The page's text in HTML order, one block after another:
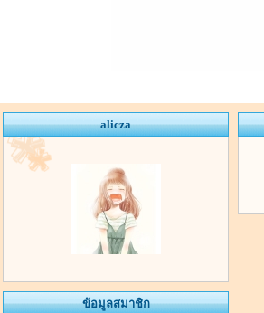
alicza
ข้อมูลสมาชิก